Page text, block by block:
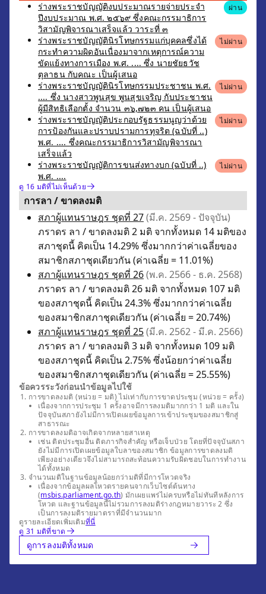
ร่างพระราชบัญญัติงบประมาณรายจ่ายประจำ
ปีงบประมาณ พ.ศ. ๒๕๖๙ ซึ่งคณะกรรมาธิการ
วิสามัญพิจารณาเสร็จแล้ว วาระที่ ๓
ผ่าน
ร่างพระราชบัญญัตินิรโทษกรรมแก่บุคคลซึ่งได้
กระทำความผิดอันเนื่องมาจากเหตุการณ์ความ
ขัดแย้งทางการเมือง พ.ศ. .... ซึ่ง นายชัยธวัช
ตุลาธน กับคณะ เป็นผู้เสนอ
ไม่ผ่าน
ร่างพระราชบัญญัตินิรโทษกรรมประชาชน พ.ศ.
.... ซึ่ง นางสาวพูนสุข พูนสุขเจริญ กับประชาชน
ผู้มีสิทธิเลือกตั้ง จำนวน ๓๖,๗๒๓ คน เป็นผู้เสนอ
ไม่ผ่าน
ร่างพระราชบัญญัติประกอบรัฐธรรมนูญว่าด้วย
การป้องกันและปราบปรามการทุจริต (ฉบับที่ ..)
พ.ศ. .... ซึ่งคณะกรรมาธิการวิสามัญพิจารณา
เสร็จแล้ว
ไม่ผ่าน
ร่างพระราชบัญญัติการขนส่งทางบก (ฉบับที่ ..)
พ.ศ. ....
ไม่ผ่าน
ดู 16 มติที่ไม่เห็นด้วย
การลา / ขาดลงมติ
สภาผู้แทนราษฎร ชุดที่ 27(มี.ค. 2569 - ปัจจุบัน)
ภราดร ลา / ขาดลงมติ 2 มติ จากทั้งหมด 14 มติของ
สภาชุดนี้ คิดเป็น 14.29% ซึ่งมากกว่าค่าเฉลี่ยของ
สมาชิกสภาชุดเดียวกัน (ค่าเฉลี่ย = 11.01%)
สภาผู้แทนราษฎร ชุดที่ 26(พ.ค. 2566 - ธ.ค. 2568)
ภราดร ลา / ขาดลงมติ 26 มติ จากทั้งหมด 107 มติ
ของสภาชุดนี้ คิดเป็น 24.3% ซึ่งมากกว่าค่าเฉลี่ย
ของสมาชิกสภาชุดเดียวกัน (ค่าเฉลี่ย = 20.74%)
สภาผู้แทนราษฎร ชุดที่ 25(มี.ค. 2562 - มี.ค. 2566)
ภราดร ลา / ขาดลงมติ 3 มติ จากทั้งหมด 109 มติ
ของสภาชุดนี้ คิดเป็น 2.75% ซึ่งน้อยกว่าค่าเฉลี่ย
ของสมาชิกสภาชุดเดียวกัน (ค่าเฉลี่ย = 25.55%)
ข้อควรระวังก่อนนำข้อมูลไปใช้
การขาดลงมติ (หน่วย = มติ) ไม่เท่ากับการขาดประชุม (หน่วย = ครั้ง)
เนื่องจากการประชุม 1 ครั้งอาจมีการลงมติมากกว่า 1 มติ และใน
ปัจจุบันสภายังไม่มีการเปิดเผยข้อมูลการเข้าประชุมของสมาชิกสู่
สาธารณะ
การขาดลงมติอาจเกิดจากหลายสาเหตุ
เช่น ติดประชุมอื่น ติดภารกิจสำคัญ หรือเจ็บป่วย โดยที่ปัจจุบันสภา
ยังไม่มีการเปิดเผยข้อมูลใบลาของสมาชิก ข้อมูลการขาดลงมติ
เพียงอย่างเดียวจึงไม่สามารถสะท้อนความรับผิดชอบในการทำงาน
ได้ทั้งหมด
จำนวนมติในฐานข้อมูลน้อยกว่ามติที่มีการโหวตจริง
เนื่องจากข้อมูลผลโหวตรายคนจากเว็บไซต์ต้นทาง
(msbis.parliament.go.th) มักเผยแพร่ไม่ครบหรือไม่ทันทีหลังการ
โหวต และฐานข้อมูลนี้ไม่รวมการลงมติร่างกฎหมายวาระ 2 ซึ่ง
เป็นการลงมติรายมาตราที่มีจำนวนมาก
ดูรายละเอียดเพิ่มเติมที่นี่
ดู 31 มติที่ขาด
ดูการลงมติทั้งหมด